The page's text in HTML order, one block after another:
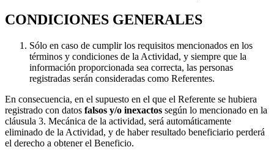
CONDICIONES GENERALES
Sólo en caso de cumplir los requisitos mencionados en los
términos y condiciones de la Actividad, y siempre que la
información proporcionada sea correcta, las personas
registradas serán consideradas como Referentes.
En consecuencia, en el supuesto en el que el Referente se hubiera
registrado con datos falsos y/o inexactos según lo mencionado en la
cláusula 3. Mecánica de la actividad, será automáticamente
eliminado de la Actividad, y de haber resultado beneficiario perderá
el derecho a obtener el Beneficio.